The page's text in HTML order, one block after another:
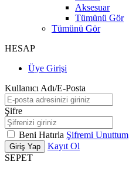
Aksesuar
Tümünü Gör
Tümünü Gör
HESAP
Üye Girişi
Kullanıcı Adı/E-Posta
Şifre
Beni Hatırla Şifremi Unuttum
Giriş Yap
Kayıt Ol
SEPET